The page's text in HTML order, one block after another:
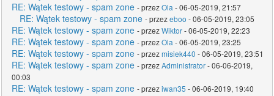
RE: Wątek testowy - spam zone - przezOla - 06-05-2019, 21:57
RE: Wątek testowy - spam zone - przezeboo - 06-05-2019, 23:05
RE: Wątek testowy - spam zone - przezWiktor- 06-05-2019, 22:23
RE: Wątek testowy - spam zone - przezOla - 06-05-2019, 23:25
RE: Wątek testowy - spam zone - przezmisiek440 - 06-05-2019, 23:51
RE: Wątek testowy - spam zone - przezAdministrator- 06-06-2019,
00:03
RE: Wątek testowy - spam zone - przeziwan35 - 06-06-2019, 19:40